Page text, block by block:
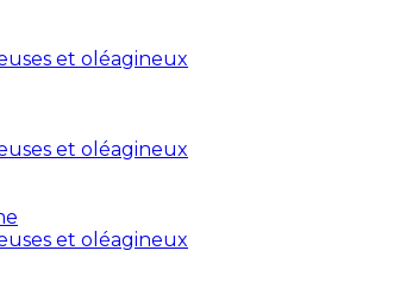
et oléagineux
et oléagineux
et oléagineux